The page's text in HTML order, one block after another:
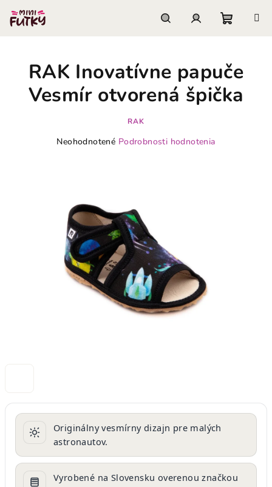
obsah
košík
Originálny vesmírny dizajn pre malých
astronautov.
Vyrobené na Slovensku overenou značkou
RAK Inovatívne papuče
Vesmír otvorená špička
RAK
Priemerné
hviezdičiek.
Neohodnotené Podrobnosti hodnotenia